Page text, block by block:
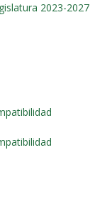
gastos políticos. Legislatura 2023-2027